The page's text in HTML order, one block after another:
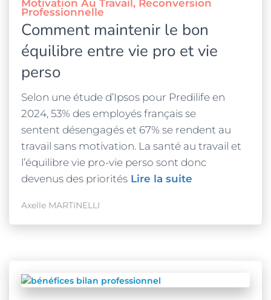
Motivation Au Travail Reconversion
Professionnelle
Comment maintenir le bon
équilibre entre vie pro et vie
perso
Selon une étude d’Ipsos pour Predilife en
2024, 53% des employés français se
sentent désengagés et 67% se rendent au
travail sans motivation. La santé au travail et
l’équilibre vie pro-vie perso sont donc
devenus des priorités Lire la suite
Axelle MARTINELLI